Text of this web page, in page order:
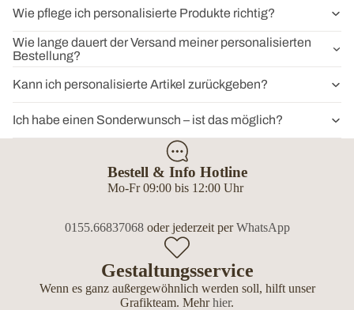
Wie pflege ich personalisierte Produkte richtig?
Wie lange dauert der Versand meiner personalisierten
Bestellung?
Kann ich personalisierte Artikel zurückgeben?
Ich habe einen Sonderwunsch – ist das möglich?
Bestell & Info Hotline
Mo-Fr 09:00 bis 12:00 Uhr
0155.66837068oder jederzeit perWhatsApp
Gestaltungsservice
Wenn es ganz außergewöhnlich werden soll, hilft unser
Grafikteam. Mehrhier.